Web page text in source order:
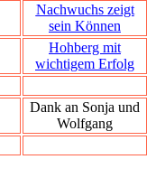
Nachwuchs zeigt
sein Können
Hohberg mit
wichtigem Erfolg
Dank an Sonja und
Wolfgang